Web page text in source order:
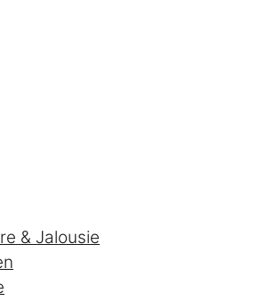
& Jalousie